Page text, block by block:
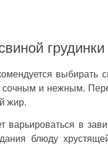
грудинки
выбирать
и нежным.
жир.
варьироваться в
блюду